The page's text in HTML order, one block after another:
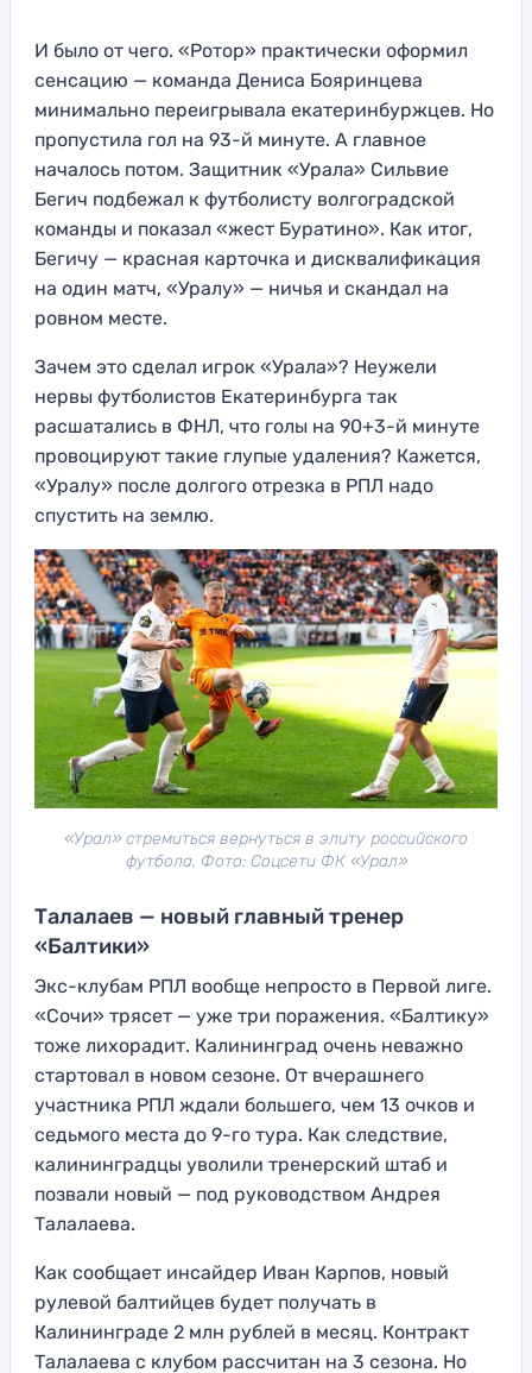
И было от чего. «Ротор» практически оформил
сенсацию — команда Дениса Бояринцева
минимально переигрывала екатеринбуржцев. Но
пропустила гол на 93-й минуте. А главное
началось потом. Защитник «Урала» Сильвие
Бегич подбежал к футболисту волгоградской
команды и показал «жест Буратино». Как итог,
Бегичу — красная карточка и дисквалификация
на один матч, «Уралу» — ничья и скандал на
ровном месте.
Зачем это сделал игрок «Урала»? Неужели
нервы футболистов Екатеринбурга так
расшатались в ФНЛ, что голы на 90+3-й минуте
провоцируют такие глупые удаления? Кажется,
«Уралу» после долгого отрезка в РПЛ надо
спустить на землю.
«Урал» стремиться вернуться в элиту российского
футбола. Фото: Соцсети ФК «Урал»
Талалаев — новый главный тренер
«Балтики»
Экс-клубам РПЛ вообще непросто в Первой лиге.
«Сочи» трясет — уже три поражения. «Балтику»
тоже лихорадит. Калининград очень неважно
стартовал в новом сезоне. От вчерашнего
участника РПЛ ждали большего, чем 13 очков и
седьмого места до 9-го тура. Как следствие,
калининградцы уволили тренерский штаб и
позвали новый — под руководством Андрея
Талалаева.
Как сообщает инсайдер Иван Карпов, новый
рулевой балтийцев будет получать в
Калининграде 2 млн рублей в месяц. Контракт
Талалаева с клубом рассчитан на 3 сезона. Но